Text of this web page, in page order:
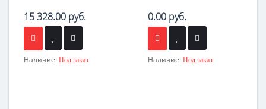
15 328.00 руб.
Наличие: Под заказ
0.00 руб.
Наличие: Под заказ